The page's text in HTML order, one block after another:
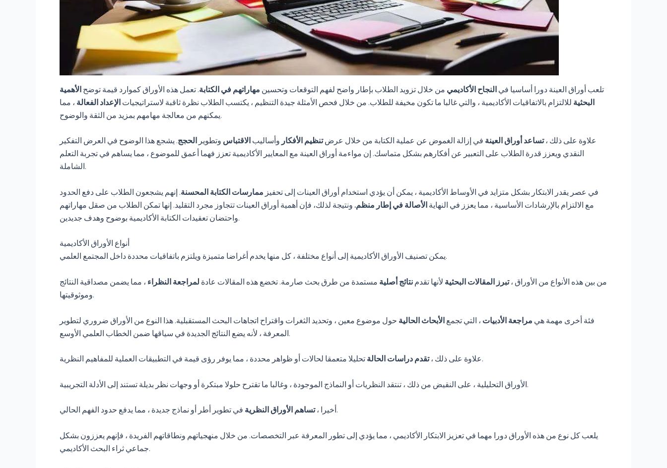
تلعب أوراق العينة دورا أساسيا فيالنجاح الأكاديمي من خلال تزويد الطلاب بإطار واضح لفهم التوقعات وتحسين مهاراتهم في الكتابة. تعمل هذه الأوراق كموارد قيمة توضحالأهمية
البحثية للالتزام بالاتفاقيات الأكاديمية ، والتي غالبا ما تكون مخيفة للطلاب. من خلال فحص الأمثلة جيدة التنظيم ، يكتسب الطلاب نظرة ثاقبة لاستراتيجياتالإعداد الفعالة ، مما
يمكنهم من معالجة مهامهم بمزيد من الثقة والوضوح.
علاوة على ذلك ،تساعد أوراق العينة في إزالة الغموض عن عملية الكتابة من خلال عرضتنظيم الأفكار وأساليبالاقتباس وتطوير الحجج. يشجع هذا الوضوح في العرض التفكير
النقدي ويعزز قدرة الطلاب على التعبير عن أفكارهم بشكل متماسك. إن مواءمة أوراق العينة مع المعايير الأكاديمية تعزز فهما أعمق للموضوع ، مما يساهم في تجربة التعلم
الشاملة.
في عصر يقدر الابتكار بشكل متزايد في الأوساط الأكاديمية ، يمكن أن يؤدي استخدام أوراق العينات إلى تحفيز ممارسات الكتابة المحسنة. إنهم يشجعون الطلاب على دفع الحدود
مع الالتزام بالإرشادات الأساسية ، مما يعزز في النهايةالأصالة في إطار منظم. ونتيجة لذلك، فإن أهمية أوراق العينات تتجاوز مجرد التقليد. إنها تمكن الطلاب من صقل مهاراتهم
واحتضان تعقيدات الكتابة الأكاديمية بوضوح وهدف جديدين.
أنواع الأوراق الأكاديمية
يمكن تصنيف الأوراق الأكاديمية إلى أنواع مختلفة ، كل منها يخدم أغراضا متميزة ويلتزم باتفاقيات محددة داخل المجتمع العلمي.
من بين هذه الأنواع من الأوراق ،تبرز المقالات البحثية لأنها تقدمنتائج أصلية مستمدة من طرق بحث صارمة. تخضع هذه المقالات عادة لمراجعة النظراء ، مما يضمن مصداقية النتائج
وموثوقيتها.
فئة أخرى مهمة هي مراجعة الأدبيات ، التي تجمعالأبحاث الحالية حول موضوع معين ، وتحديد الثغرات واقتراح اتجاهات البحث المستقبلية. هذا النوع من الأوراق ضروري لتطوير
المعرفة ، لأنه يضع النتائج الجديدة في سياقها ضمن الخطاب العلمي الأوسع.
علاوة على ذلك ،تقدم دراسات الحالة تحليلا متعمقا لحالات أو ظواهر محددة ، مما يوفر رؤى قيمة في التطبيقات العملية للمفاهيم النظرية.
الأوراق التحليلية ، على النقيض من ذلك ، تنتقد النظريات أو النماذج الموجودة ، وغالبا ما تقترح حلولا مبتكرة أو وجهات نظر بديلة تستند إلى الأدلة التجريبية.
أخيرا ،تساهم الأوراق النظرية في تطوير أطر أو نماذج جديدة ، مما يدفع حدود الفهم الحالي.
يلعب كل نوع من هذه الأوراق دورا مهما في تعزيز الابتكار الأكاديمي ، مما يؤدي إلى تطور المعرفة عبر التخصصات. من خلال منهجياتهم ونطاقاتهم الفريدة ، فإنهم يعززون بشكل
جماعي ثراء البحث الأكاديمي.